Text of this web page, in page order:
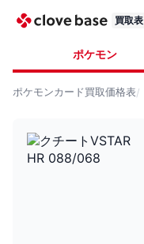
買取表
ポケモン
ポケモンカード買取価格表